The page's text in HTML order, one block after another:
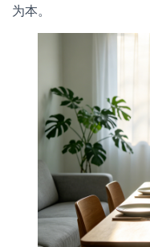
为本。